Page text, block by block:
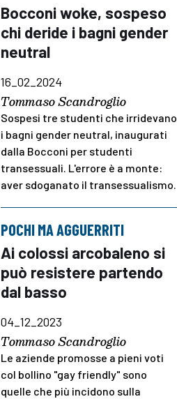
Bocconi woke, sospeso
chi deride i bagni gender
neutral
16_02_2024
Tommaso Scandroglio
Sospesi tre studenti che irridevano
i bagni gender neutral, inaugurati
dalla Bocconi per studenti
transessuali. L'errore è a monte:
aver sdoganato il transessualismo.
POCHI MA AGGUERRITI
Ai colossi arcobaleno si
può resistere partendo
dal basso
04_12_2023
Tommaso Scandroglio
Le aziende promosse a pieni voti
col bollino "gay friendly" sono
quelle che più incidono sulla